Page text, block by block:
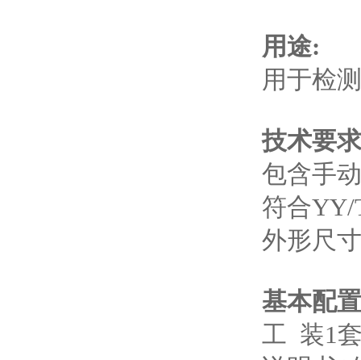
用途:
用于检
技术要
包含手
符合YY/
外形尺
基本配
工 装1